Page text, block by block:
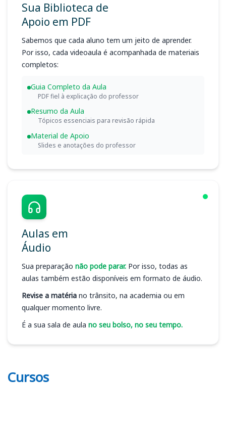
Sua Biblioteca de
Apoio em PDF
Sabemos que cada aluno tem um jeito de aprender.
Por isso, cada videoaula é acompanhada de materiais
completos:
Guia Completo da Aula
PDF fiel à explicação do professor
Resumo da Aula
Tópicos essenciais para revisão rápida
Material de Apoio
Slides e anotações do professor
Aulas em
Áudio
Sua preparação não pode parar. Por isso, todas as
aulas também estão disponíveis em formato de áudio.
Revise a matéria no trânsito, na academia ou em
qualquer momento livre.
É a sua sala de aula no seu bolso, no seu tempo.
Cursos